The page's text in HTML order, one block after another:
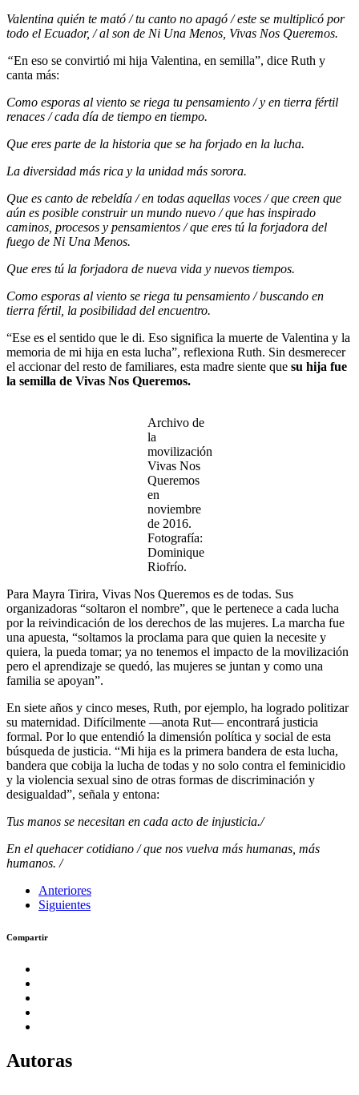
Valentina quién te mató / tu canto no apagó / este se multiplicó por
todo el Ecuador, / al son de Ni Una Menos, Vivas Nos Queremos.
“En eso se convirtió mi hija Valentina, en semilla”, dice Ruth y
canta más:
Como esporas al viento se riega tu pensamiento / y en tierra fértil
renaces / cada día de tiempo en tiempo.
Que eres parte de la historia que se ha forjado en la lucha.
La diversidad más rica y la unidad más sorora.
Que es canto de rebeldía / en todas aquellas voces / que creen que
aún es posible construir un mundo nuevo / que has inspirado
caminos, procesos y pensamientos / que eres tú la forjadora del
fuego de Ni Una Menos.
Que eres tú la forjadora de nueva vida y nuevos tiempos.
Como esporas al viento se riega tu pensamiento / buscando en
tierra fértil, la posibilidad del encuentro.
“Ese es el sentido que le di. Eso significa la muerte de Valentina y la
memoria de mi hija en esta lucha”, reflexiona Ruth. Sin desmerecer
el accionar del resto de familiares, esta madre siente que su hija fue
la semilla de Vivas Nos Queremos.
Archivo de
la
movilización
Vivas Nos
Queremos
en
noviembre
de 2016.
Fotografía:
Dominique
Riofrío.
Para Mayra Tirira, Vivas Nos Queremos es de todas. Sus
organizadoras “soltaron el nombre”, que le pertenece a cada lucha
por la reivindicación de los derechos de las mujeres. La marcha fue
una apuesta, “soltamos la proclama para que quien la necesite y
quiera, la pueda tomar; ya no tenemos el impacto de la movilización
pero el aprendizaje se quedó, las mujeres se juntan y como una
familia se apoyan”.
En siete años y cinco meses, Ruth, por ejemplo, ha logrado politizar
su maternidad. Difícilmente —anota Rut— encontrará justicia
formal. Por lo que entendió la dimensión política y social de esta
búsqueda de justicia. “Mi hija es la primera bandera de esta lucha,
bandera que cobija la lucha de todas y no solo contra el feminicidio
y la violencia sexual sino de otras formas de discriminación y
desigualdad”, señala y entona:
Tus manos se necesitan en cada acto de injusticia./
En el quehacer cotidiano / que nos vuelva más humanas, más
humanos. /
Anteriores
Siguientes
Compartir
Autoras